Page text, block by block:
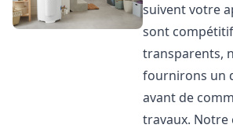
suivent votre
sont
transparents,
fournirons un
avant de
travaux. Notre